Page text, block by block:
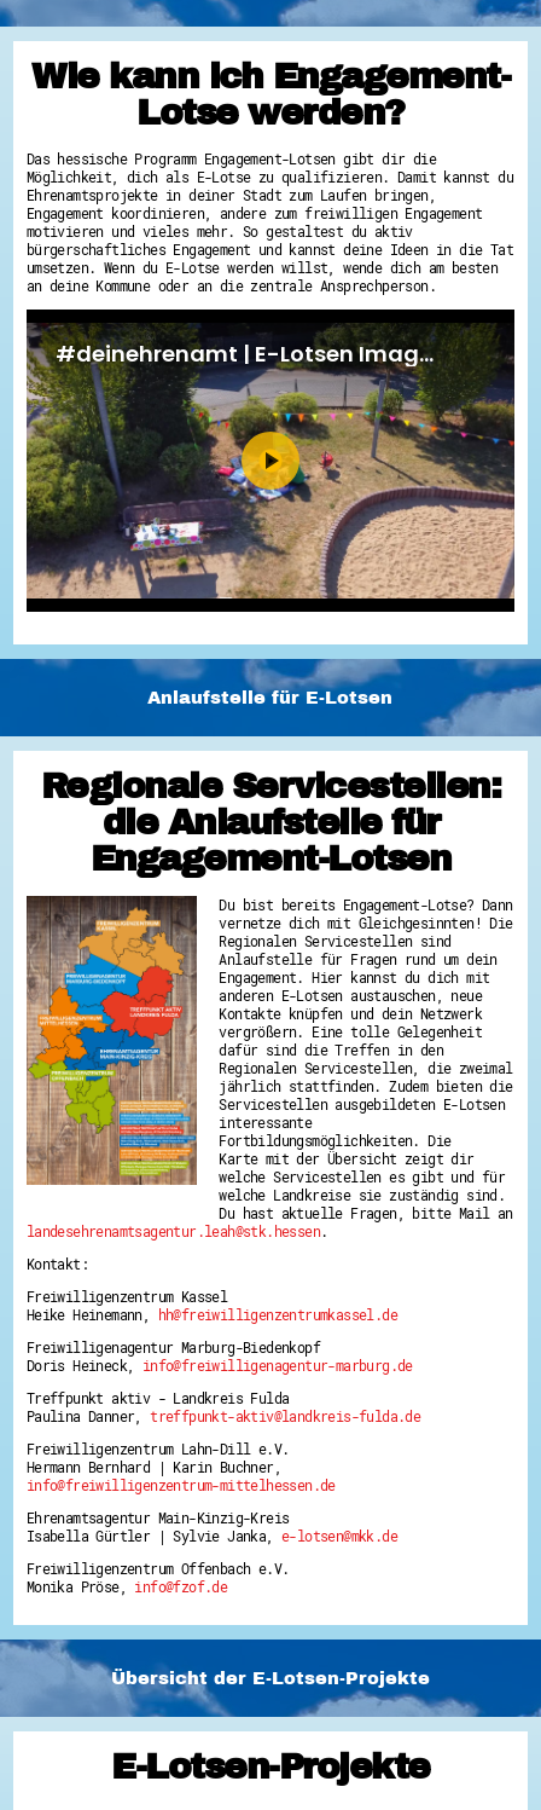
Wie kann ich Engagement-
Lotse werden?
Das hessische Programm Engagement-Lotsen gibt dir die
Möglichkeit, dich als E-Lotse zu qualifizieren. Damit kannst du
Ehrenamtsprojekte in deiner Stadt zum Laufen bringen,
Engagement koordinieren, andere zum freiwilligen Engagement
motivieren und vieles mehr. So gestaltest du aktiv
bürgerschaftliches Engagement und kannst deine Ideen in die Tat
umsetzen. Wenn du E-Lotse werden willst, wende dich am besten
an deine Kommune oder an die zentrale Ansprechperson.
Anlaufstelle für E-Lotsen
Regionale Servicestellen:
die Anlaufstelle für
Engagement-Lotsen
Du bist bereits Engagement-Lotse? Dann
vernetze dich mit Gleichgesinnten! Die
Regionalen Servicestellen sind
Anlaufstelle für Fragen rund um dein
Engagement. Hier kannst du dich mit
anderen E-Lotsen austauschen, neue
Kontakte knüpfen und dein Netzwerk
vergrößern. Eine tolle Gelegenheit
dafür sind die Treffen in den
Regionalen Servicestellen, die zweimal
jährlich stattfinden. Zudem bieten die
Servicestellen ausgebildeten E-Lotsen
interessante
Fortbildungsmöglichkeiten. Die
Karte mit der Übersicht zeigt dir
welche Servicestellen es gibt und für
welche Landkreise sie zuständig sind.
Du hast aktuelle Fragen, bitte Mail an
landesehrenamtsagentur.leah@stk.hessen.
Kontakt:
Freiwilligenzentrum Kassel
Heike Heinemann,
hh@freiwilligenzentrumkassel.de
Freiwilligenagentur Marburg-Biedenkopf
Doris Heineck, info@freiwilligenagentur-marburg.de
Treffpunkt aktiv - Landkreis Fulda
Paulina Danner,treffpunkt-aktiv@landkreis-fulda.de
Freiwilligenzentrum Lahn-Dill e.V.
Hermann Bernhard | Karin Buchner,
info@freiwilligenzentrum-mittelhessen.de
Ehrenamtsagentur Main-Kinzig-Kreis
Isabella Gürtler | Sylvie Janka,e-lotsen@mkk.de
Freiwilligenzentrum Offenbach e.V.
Monika Pröse, info@fzof.de
Übersicht der E-Lotsen-Projekte
E-Lotsen-Projekte